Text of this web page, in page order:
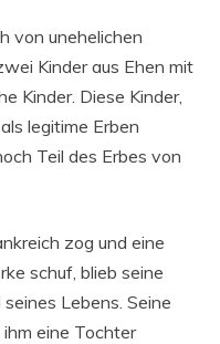
von unehelichen
Kinder aus Ehen mit
Kinder. Diese Kinder,
legitime Erben
Teil des Erbes von
zog und eine
schuf, blieb seine
Lebens. Seine
eine Tochter